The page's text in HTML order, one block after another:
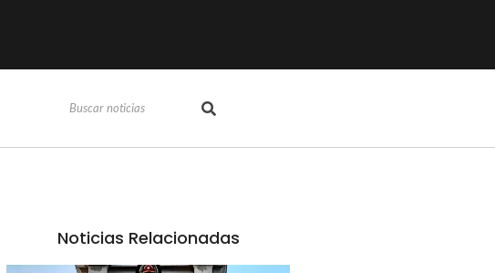
Noticias Relacionadas